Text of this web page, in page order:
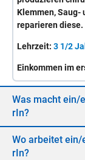
Klemmen, Saug-
reparieren diese.
Lehrzeit: 3 1/2
Einkommen im
Was macht ein/​
rIn?
Wo ar­bei­tet ein/​
rIn?